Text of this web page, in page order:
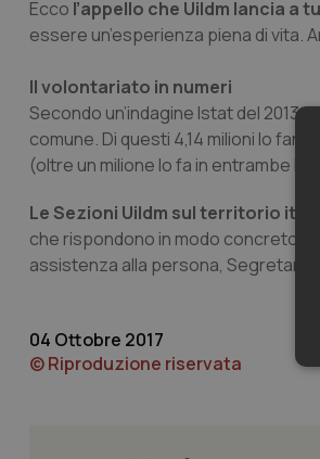
Ecco l’appello che Uildm lancia a
essere un’esperienza piena di vita.
Il volontariato in numeri
Secondo un’indagine Istat del 2013,
comune. Di questi 4,14 milioni lo
(oltre un milione lo fa in entrambe le
Le Sezioni Uildm sul territorio
che rispondono in modo concreto
assistenza alla persona,
04 Ottobre 2017
© Riproduzione riservata